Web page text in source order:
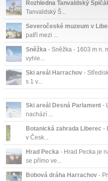
Rozhledna Tanvaldský
Tanvaldský Š...
Severočeské muzeum v
patří mezi ...
Sněžka - Sněžka - 1603 m n.
vyhle...
Ski areál Harrachov -
s 1 v...
Ski areál Desná Parlament -
nachází ...
Botanická zahrada Liberec -
v Česk...
Hrad Pecka - Hrad Pecka je
se přímo ve...
Bobová dráha Harrachov -